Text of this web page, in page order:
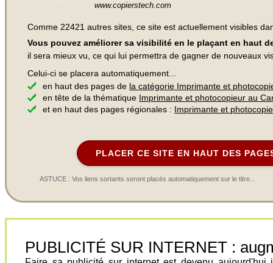
www.copierstech.com
Comme 22421 autres sites, ce site est actuellement visibles
Vous pouvez améliorer sa visibilité en le plaçant en haut
il sera mieux vu, ce qui lui permettra de gagner de nouveaux
Celui-ci se placera automatiquement...
en haut des pages de la catégorie Imprimante et
en tête de la thématique Imprimante et photocopieur au
et en haut des pages régionales : Imprimante et
PLACER CE SITE EN HAUT DES
ASTUCE : Vos liens sortants seront placés automatiquement sur le titre...
PUBLICITÉ SUR INTERNET :